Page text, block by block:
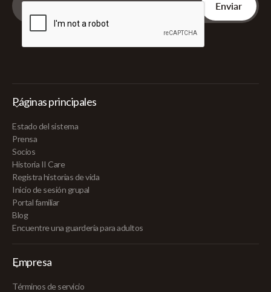
Páginas principales
Estado del sistema
Prensa
Socios
Historia II Care
Registra historias de vida
Inicio de sesión grupal
Portal familiar
Blog
Encuentre una guardería para adultos
Empresa
Términos de servicio